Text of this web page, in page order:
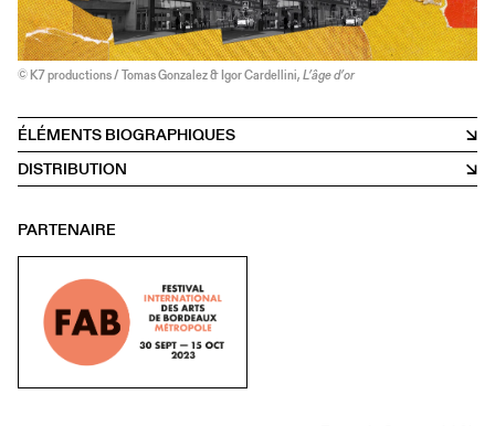
© K7 productions / Tomas Gonzalez & Igor Cardellini, L’âge d’or
ÉLÉMENTS BIOGRAPHIQUES
DISTRIBUTION
PARTENAIRE